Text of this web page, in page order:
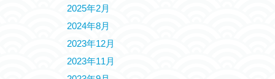
2025年2月
2024年8月
2023年12月
2023年11月